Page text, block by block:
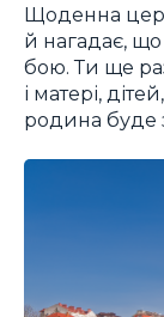
Щоденна
й нагадає,
бою. Ти ще
і матері,
родина буде